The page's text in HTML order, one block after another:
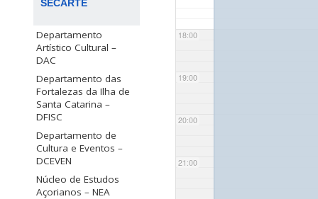
SECARTE
Departamento
Artístico Cultural –
DAC
Departamento das
Fortalezas da Ilha de
Santa Catarina –
DFISC
Departamento de
Cultura e Eventos –
DCEVEN
Núcleo de Estudos
Açorianos – NEA
18:00
19:00
20:00
21:00